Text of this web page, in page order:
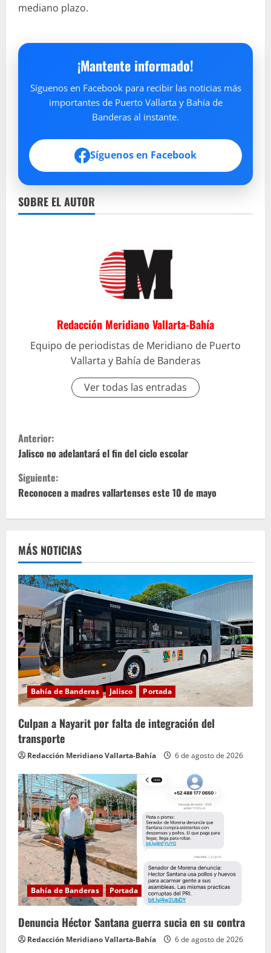
mediano plazo.
¡Mantente informado!
Síguenos en Facebook para recibir las noticias más
importantes de Puerto Vallarta y Bahía de
Banderas al instante.
Síguenos en Facebook
SOBRE EL AUTOR
Redacción Meridiano Vallarta-Bahía
Equipo de periodistas de Meridiano de Puerto
Vallarta y Bahía de Banderas
Ver todas las entradas
S
i
g
l
e
y
e
n
d
o
Anterior:
Jalisco no adelantará el fin del ciclo escolar
Siguiente:
Reconocen a madres vallartenses este 10 de mayo
MÁS NOTICIAS
Bahía de Banderas Jalisco Portada
Culpan a Nayarit por falta de integración del
transporte
Redacción Meridiano Vallarta-Bahía 6 de agosto de 2026
Bahía de Banderas Portada
Denuncia Héctor Santana guerra sucia en su contra
Redacción Meridiano Vallarta-Bahía 6 de agosto de 2026